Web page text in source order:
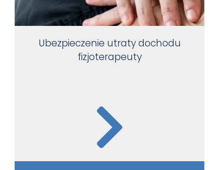
Ubezpieczenie utraty dochodu
fizjoterapeuty